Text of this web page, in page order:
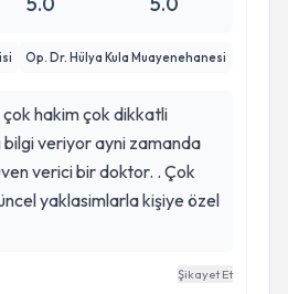
Op. Dr. Hülya Kula Muayenehanesi
çok hakim çok dikkatli
bilgi veriyor ayni zamanda
verici bir doktor. . Çok
Şikayet Et